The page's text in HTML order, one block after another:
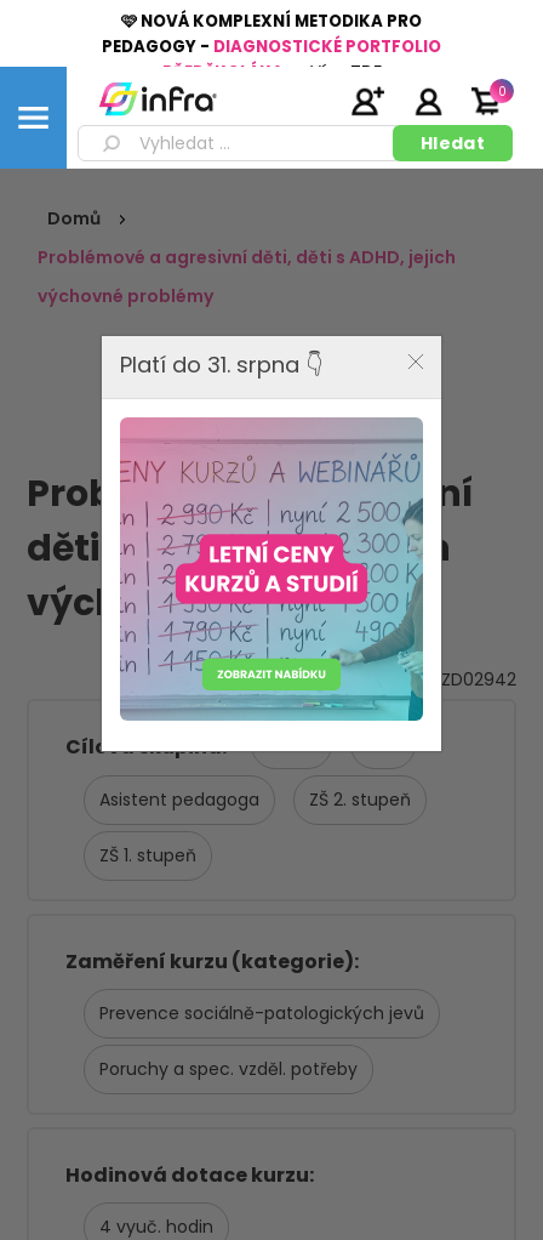
🩷 NOVÁ KOMPLEXNÍ METODIKA PRO
PEDAGOGY - DIAGNOSTICKÉ PORTFOLIO
PŘEDŠKOLÁKA
Více ZDE
0
Domů
Problémové a agresivní děti, děti s ADHD, jejich
výchovné problémy
Problémové a agresivní
děti, děti s ADHD, jejich
výchovné problémy
VZD02942
Cílová skupina
Asistent pedagoga ZŠ 2. stupeň
ZŠ 1. stupeň
Zaměření kurzu (kategorie)
Prevence sociálně-patologických jevů
Poruchy a spec. vzděl. potřeby
Hodinová dotace kurzu
4
Platí do 31. srpna 👇